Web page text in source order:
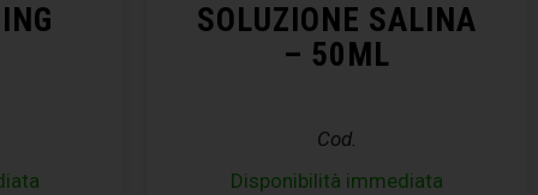
SOLUZIONE SALINA
– 50ML
Cod.
Disponibilità immediata